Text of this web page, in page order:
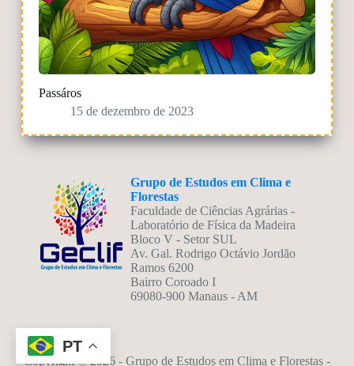
Passáros
15 de dezembro de 2023
Grupo de Estudos em Clima e
Florestas
Faculdade de Ciências Agrárias -
Laboratório de Física da Madeira
Bloco V - Setor SUL
Av. Gal. Rodrigo Octávio Jordão
Ramos 6200
Bairro Coroado I
69080-900 Manaus - AM
Copyright © 2026 - Grupo de Estudos em Clima e Florestas -
PT